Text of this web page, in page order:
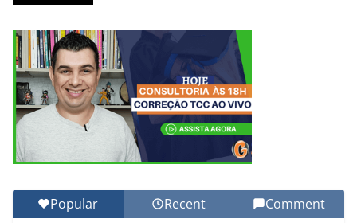
Popular Recent Comment